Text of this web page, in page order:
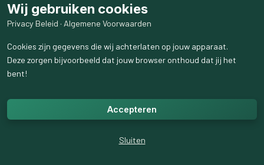
Wij gebruiken cookies
Privacy Beleid · Algemene Voorwaarden
Cookies zijn gegevens die wij achterlaten op jouw apparaat.
Deze zorgen bijvoorbeeld dat jouw browser onthoud dat jij het
bent!
Accepteren
Sluiten